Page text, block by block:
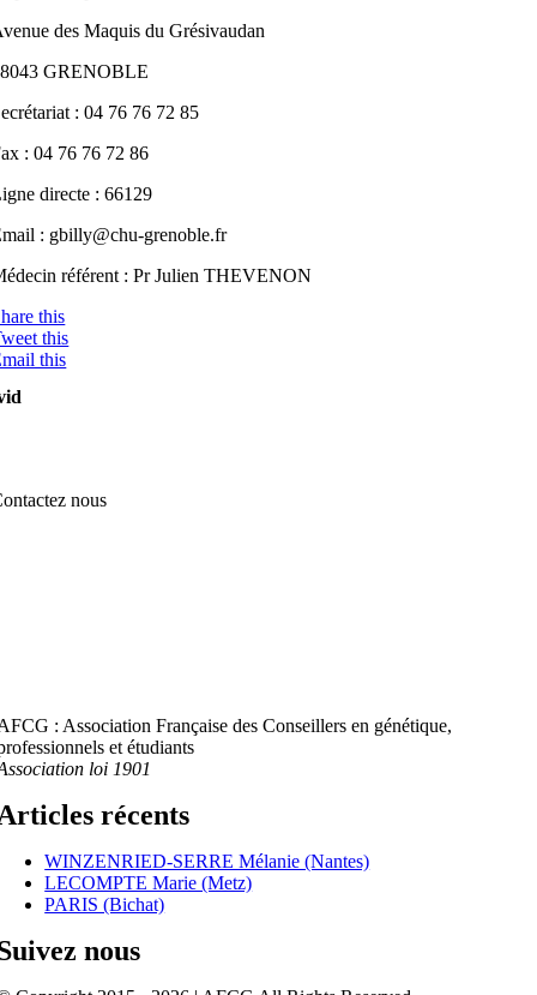
des Maquis du Grésivaudan
GRENOBLE
: 04 76 76 72 85
: 04 76 76 72 86
directe : 66129
: gbilly@chu-grenoble.fr
référent : Pr Julien THEVENON
this
this
this
nous
: Association Française des Conseillers en génétique,
et étudiants
loi 1901
récents
WINZENRIED-SERRE Mélanie (Nantes)
LECOMPTE Marie (Metz)
PARIS (Bichat)
nous